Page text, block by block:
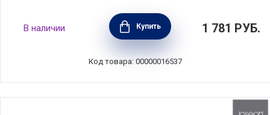
Контейнер круглый Ultra Round 10х10х12,1
см, материал пластик, цвет белый, Sistema,
Новая Зеландия, SI51350
В наличии Купить 1 781 РУБ.
Код товара: 00000016537